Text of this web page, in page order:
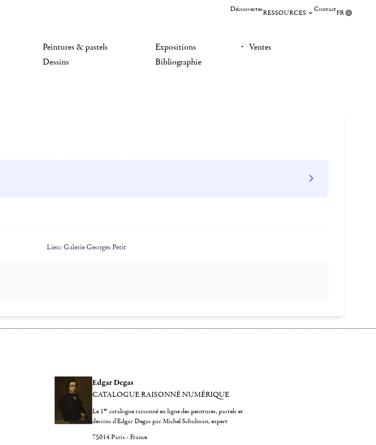
DécouvertesRESSOURCES ContactFR
Peintures & pastels
Dessins
Expositions
Bibliographie
Ventes
Lieu: Galerie Georges Petit
Edgar Degas
CATALOGUE RAISONNÉ NUMÉRIQUE
Le 1er catalogue raisonné en ligne des peintures, pastels et
dessins d'Edgar Degas par Michel Schulman, expert
75014 Paris - France